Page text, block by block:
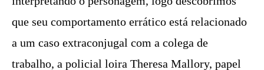
que seu comportamento errático está relacionado
a um caso extraconjugal com a colega de
trabalho, a policial loira Theresa Mallory, papel